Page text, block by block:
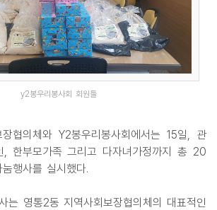
y2봉우리봉사회 회원들
협의체와 Y2봉우리봉사회에서는 15일, 관
, 한부모가족 그리고 다자녀가정까지 총 20
행사를 실시했다.
는 영통2동 지역사회보장협의체의 대표적인